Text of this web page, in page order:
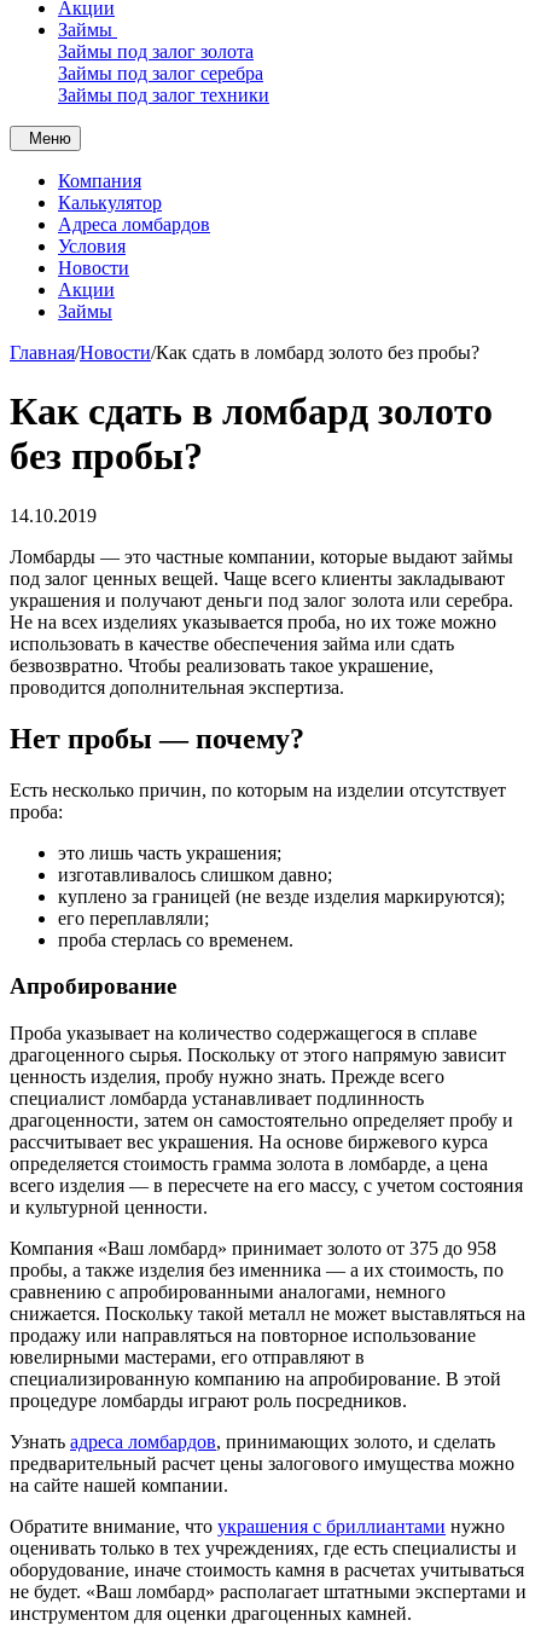
Акции
Займы
Займы под залог золота
Займы под залог серебра
Займы под залог техники
Меню
Компания
Калькулятор
Адреса ломбардов
Условия
Новости
Акции
Займы
Главная/Новости/Как сдать в ломбард золото без пробы?
Как сдать в ломбард золото
без пробы?
14.10.2019
Ломбарды — это частные компании, которые выдают займы
под залог ценных вещей. Чаще всего клиенты закладывают
украшения и получают деньги под залог золота или серебра.
Не на всех изделиях указывается проба, но их тоже можно
использовать в качестве обеспечения займа или сдать
безвозвратно. Чтобы реализовать такое украшение,
проводится дополнительная экспертиза.
Нет пробы — почему?
Есть несколько причин, по которым на изделии отсутствует
проба:
это лишь часть украшения;
изготавливалось слишком давно;
куплено за границей (не везде изделия маркируются);
его переплавляли;
проба стерлась со временем.
Апробирование
Проба указывает на количество содержащегося в сплаве
драгоценного сырья. Поскольку от этого напрямую зависит
ценность изделия, пробу нужно знать. Прежде всего
специалист ломбарда устанавливает подлинность
драгоценности, затем он самостоятельно определяет пробу и
рассчитывает вес украшения. На основе биржевого курса
определяется стоимость грамма золота в ломбарде, а цена
всего изделия — в пересчете на его массу, с учетом состояния
и культурной ценности.
Компания «Ваш ломбард» принимает золото от 375 до 958
пробы, а также изделия без именника — а их стоимость, по
сравнению с апробированными аналогами, немного
снижается. Поскольку такой металл не может выставляться на
продажу или направляться на повторное использование
ювелирными мастерами, его отправляют в
специализированную компанию на апробирование. В этой
процедуре ломбарды играют роль посредников.
Узнать адреса ломбардов, принимающих золото, и сделать
предварительный расчет цены залогового имущества можно
на сайте нашей компании.
Обратите внимание, что украшения с бриллиантами нужно
оценивать только в тех учреждениях, где есть специалисты и
оборудование, иначе стоимость камня в расчетах учитываться
не будет. «Ваш ломбард» располагает штатными экспертами и
инструментом для оценки драгоценных камней.